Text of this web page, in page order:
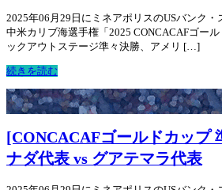
2025年06月29日にミネアポリスのUSバンク
中米カリブ海選手権「2025 CONCACAFゴー
ックアウトステージ準々決勝、アメリ […]
続きを読む
[CONCACAFゴールドカップ
ナダ代表 vs グアテマラ代表